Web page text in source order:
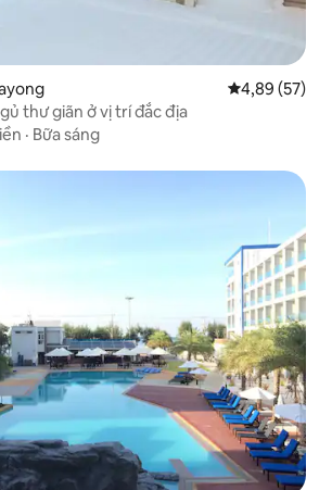
Xếp hạng
4,89 (57)
thư giãn ở vị trí đắc địa
· Bữa sáng